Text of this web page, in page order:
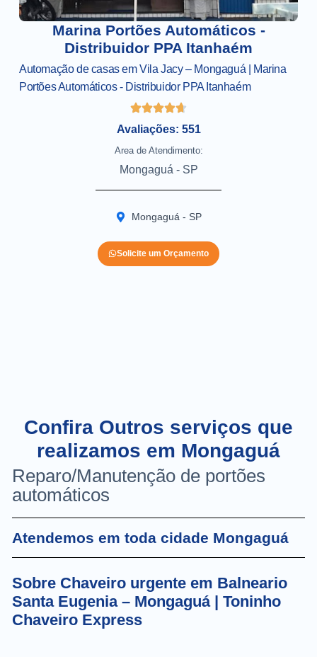
Marina Portões Automáticos -
Distribuidor PPA Itanhaém
Automação de casas em Vila Jacy – Mongaguá | Marina
Portões Automáticos - Distribuidor PPA Itanhaém
Avaliações: 551
Area de Atendimento:
Mongaguá - SP
Mongaguá - SP
Solicite um Orçamento
Confira Outros serviços que
realizamos em Mongaguá
Reparo/Manutenção de portões
automáticos
Atendemos em toda cidade Mongaguá
Sobre Chaveiro urgente em Balneario
Santa Eugenia – Mongaguá | Toninho
Chaveiro Express